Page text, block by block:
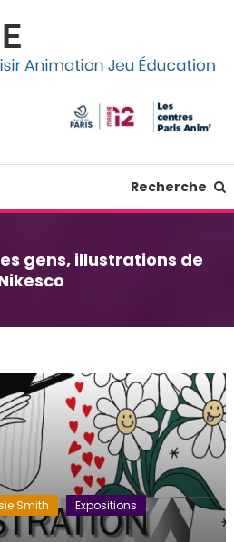
Recherche
gens, illustrations de
Smith
Expositions